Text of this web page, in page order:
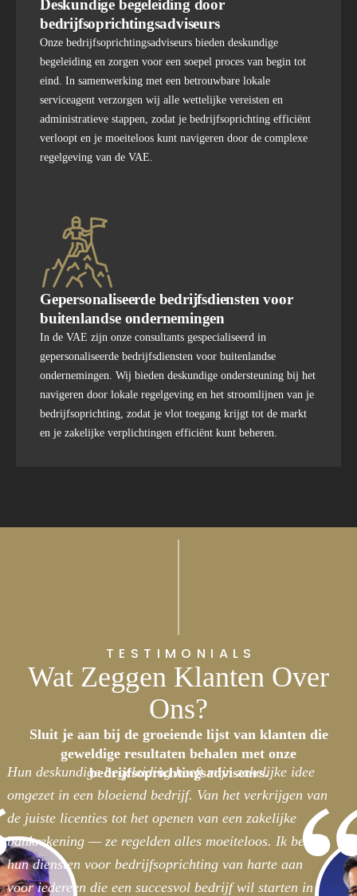
Deskundige begeleiding door
bedrijfsoprichtingsadviseurs
Onze bedrijfsoprichtingsadviseurs bieden deskundige
begeleiding en zorgen voor een soepel proces van begin tot
eind. In samenwerking met een betrouwbare lokale
serviceagent verzorgen wij alle wettelijke vereisten en
administratieve stappen, zodat je bedrijfsoprichting efficiënt
verloopt en je moeiteloos kunt navigeren door de complexe
regelgeving van de VAE.
Gepersonaliseerde bedrijfsdiensten voor
buitenlandse ondernemingen
In de VAE zijn onze consultants gespecialiseerd in
gepersonaliseerde bedrijfsdiensten voor buitenlandse
ondernemingen. Wij bieden deskundige ondersteuning bij het
navigeren door lokale regelgeving en het stroomlijnen van je
bedrijfsoprichting, zodat je vlot toegang krijgt tot de markt
en je zakelijke verplichtingen efficiënt kunt beheren.
TESTIMONIALS
Wat Zeggen Klanten Over
Ons?
Sluit je aan bij de groeiende lijst van klanten die
geweldige resultaten behalen met onze
bedrijfsoprichtingsadviseurs.
Van idee naar bloeiende realiteit
Hun deskundige begeleiding heeft mijn zakelijke idee
omgezet in een bloeiend bedrijf. Van het verkrijgen van
de juiste licenties tot het openen van een zakelijke
bankrekening — ze regelden alles moeiteloos. Ik beveel
hun diensten voor bedrijfsoprichting van harte aan
voor iedereen die een succesvol bedrijf wil starten in de